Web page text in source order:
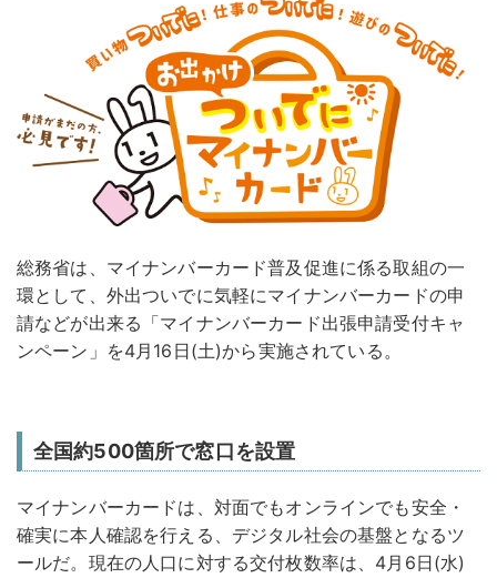
総務省は、マイナンバーカード普及促進に係る取組の一
環として、外出ついでに気軽にマイナンバーカードの申
請などが出来る「マイナンバーカード出張申請受付キャ
ンペーン」を4月16日(土)から実施されている。
全国約500箇所で窓口を設置
マイナンバーカードは、対面でもオンラインでも安全・
確実に本人確認を行える、デジタル社会の基盤となるツ
ールだ。現在の人口に対する交付枚数率は、4月6日(水)